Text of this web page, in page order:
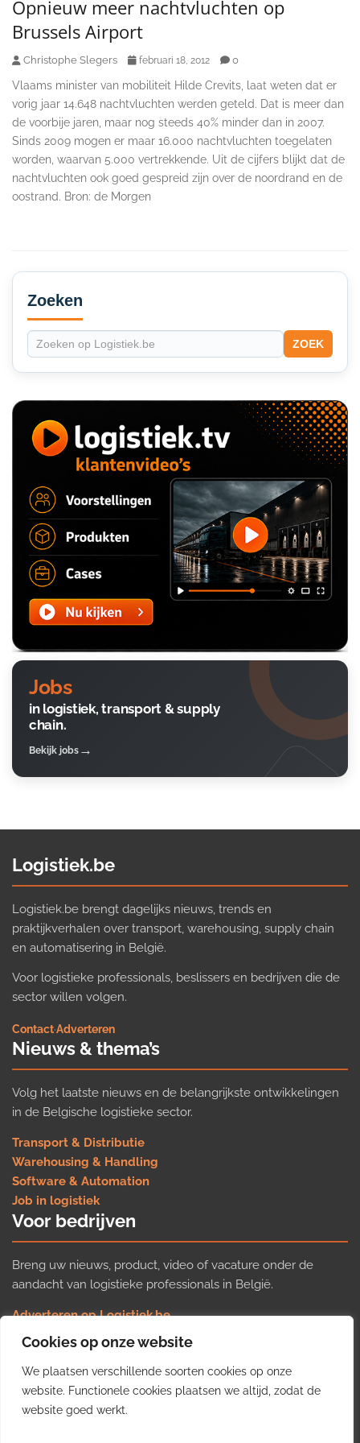
Cookies op onze website
We plaatsen verschillende soorten cookies op onze
website. Functionele cookies plaatsen we altijd, zodat de
website goed werkt.
Opnieuw meer nachtvluchten op
Brussels Airport
Christophe Slegers februari 18, 2012 0
Vlaams minister van mobiliteit Hilde Crevits, laat weten dat er
vorig jaar 14.648 nachtvluchten werden geteld. Dat is meer dan
de voorbije jaren, maar nog steeds 40% minder dan in 2007.
Sinds 2009 mogen er maar 16.000 nachtvluchten toegelaten
worden, waarvan 5.000 vertrekkende. Uit de cijfers blijkt dat de
nachtvluchten ook goed gespreid zijn over de noordrand en de
oostrand. Bron: de Morgen
Secondary
Sidebar
Zoeken
ZOEK
Jobs
in logistiek, transport & supply
chain.
Bekijk jobs
Logistiek.be
Logistiek.be brengt dagelijks nieuws, trends en
praktijkverhalen over transport, warehousing, supply chain
en automatisering in België.
Voor logistieke professionals, beslissers en bedrijven die de
sector willen volgen.
Contact·Adverteren
Nieuws & thema’s
Volg het laatste nieuws en de belangrijkste ontwikkelingen
in de Belgische logistieke sector.
Transport & Distributie
Warehousing & Handling
Software & Automation
Job in logistiek
Voor bedrijven
Breng uw nieuws, product, video of vacature onder de
aandacht van logistieke professionals in België.
Adverteren op Logistiek.be
Nieuws insturen
Uw video op Logistiek.TV
Job plaatsen
Gratis wekelijkse update